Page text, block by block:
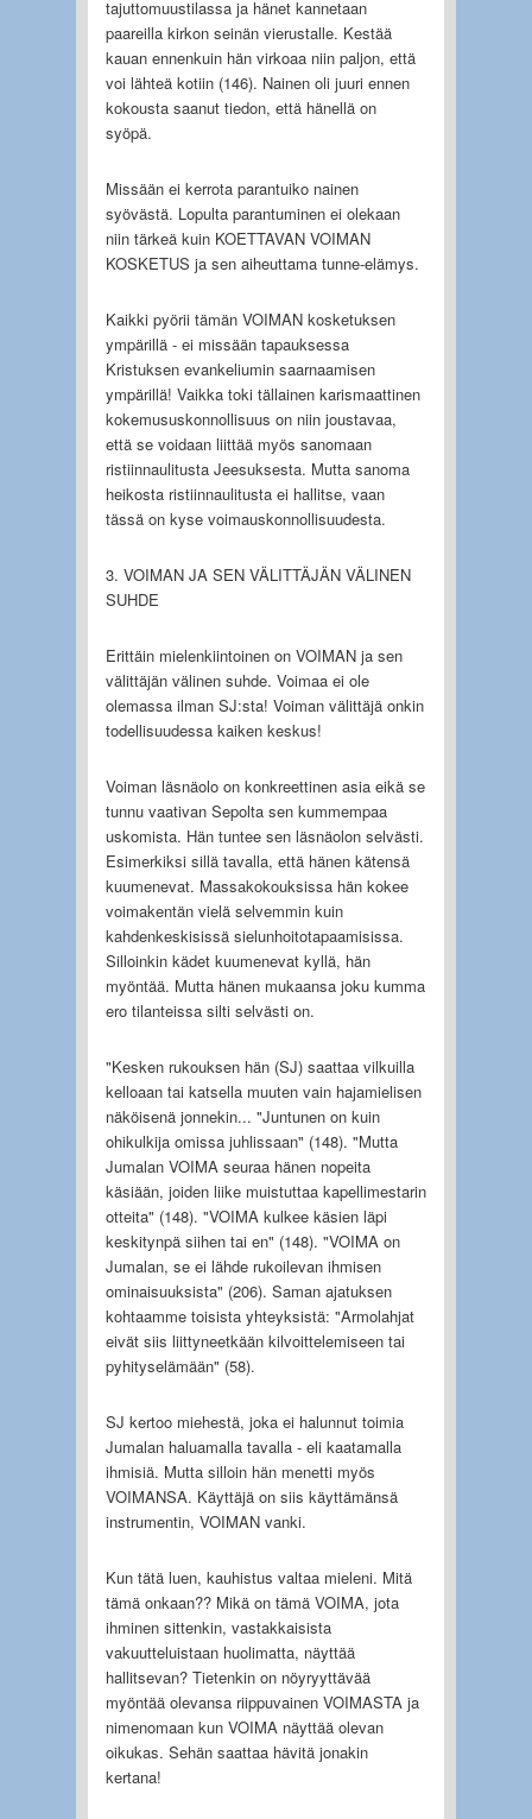
tajuttomuustilassa ja hänet kannetaan
paareilla kirkon seinän vierustalle. Kestää
kauan ennenkuin hän virkoaa niin paljon, että
voi lähteä kotiin (146). Nainen oli juuri ennen
kokousta saanut tiedon, että hänellä on
syöpä.
Missään ei kerrota parantuiko nainen
syövästä. Lopulta parantuminen ei olekaan
niin tärkeä kuin KOETTAVAN VOIMAN
KOSKETUS ja sen aiheuttama tunne-elämys.
Kaikki pyörii tämän VOIMAN kosketuksen
ympärillä - ei missään tapauksessa
Kristuksen evankeliumin saarnaamisen
ympärillä! Vaikka toki tällainen karismaattinen
kokemususkonnollisuus on niin joustavaa,
että se voidaan liittää myös sanomaan
ristiinnaulitusta Jeesuksesta. Mutta sanoma
heikosta ristiinnaulitusta ei hallitse, vaan
tässä on kyse voimauskonnollisuudesta.
3. VOIMAN JA SEN VÄLITTÄJÄN VÄLINEN
SUHDE
Erittäin mielenkiintoinen on VOIMAN ja sen
välittäjän välinen suhde. Voimaa ei ole
olemassa ilman SJ:sta! Voiman välittäjä onkin
todellisuudessa kaiken keskus!
Voiman läsnäolo on konkreettinen asia eikä se
tunnu vaativan Sepolta sen kummempaa
uskomista. Hän tuntee sen läsnäolon selvästi.
Esimerkiksi sillä tavalla, että hänen kätensä
kuumenevat. Massakokouksissa hän kokee
voimakentän vielä selvemmin kuin
kahdenkeskisissä sielunhoitotapaamisissa.
Silloinkin kädet kuumenevat kyllä, hän
myöntää. Mutta hänen mukaansa joku kumma
ero tilanteissa silti selvästi on.
"Kesken rukouksen hän (SJ) saattaa vilkuilla
kelloaan tai katsella muuten vain hajamielisen
näköisenä jonnekin... "Juntunen on kuin
ohikulkija omissa juhlissaan" (148). "Mutta
Jumalan VOIMA seuraa hänen nopeita
käsiään, joiden liike muistuttaa kapellimestarin
otteita" (148). "VOIMA kulkee käsien läpi
keskitynpä siihen tai en" (148). "VOIMA on
Jumalan, se ei lähde rukoilevan ihmisen
ominaisuuksista" (206). Saman ajatuksen
kohtaamme toisista yhteyksistä: "Armolahjat
eivät siis liittyneetkään kilvoittelemiseen tai
pyhityselämään" (58).
SJ kertoo miehestä, joka ei halunnut toimia
Jumalan haluamalla tavalla - eli kaatamalla
ihmisiä. Mutta silloin hän menetti myös
VOIMANSA. Käyttäjä on siis käyttämänsä
instrumentin, VOIMAN vanki.
Kun tätä luen, kauhistus valtaa mieleni. Mitä
tämä onkaan?? Mikä on tämä VOIMA, jota
ihminen sittenkin, vastakkaisista
vakuutteluistaan huolimatta, näyttää
hallitsevan? Tietenkin on nöyryyttävää
myöntää olevansa riippuvainen VOIMASTA ja
nimenomaan kun VOIMA näyttää olevan
oikukas. Sehän saattaa hävitä jonakin
kertana!